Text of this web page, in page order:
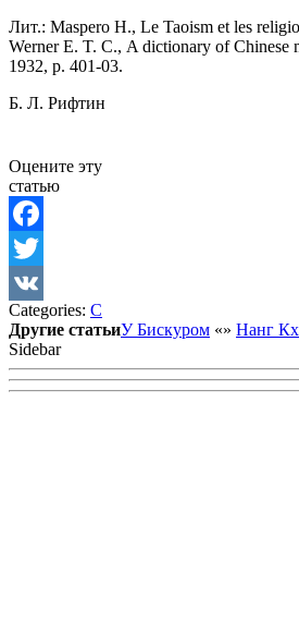
Лит.: Masреrо H., Le Taoism et les
Werner E. T. С., A dictionary of Chinese
1932, p. 401-03.
Б. Л. Рифтин
Оцените эту
статью
Facebook
Twitter
VK
Categories: С
Другие статьиУ Бискуром «» Нанг
Sidebar